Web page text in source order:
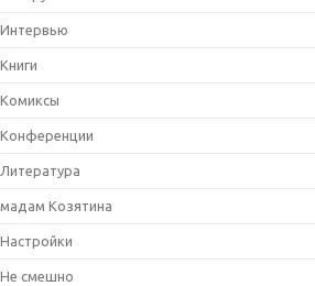
Интервью
Книги
Комиксы
Конференции
Литература
мадам Козятина
Настройки
Не смешно